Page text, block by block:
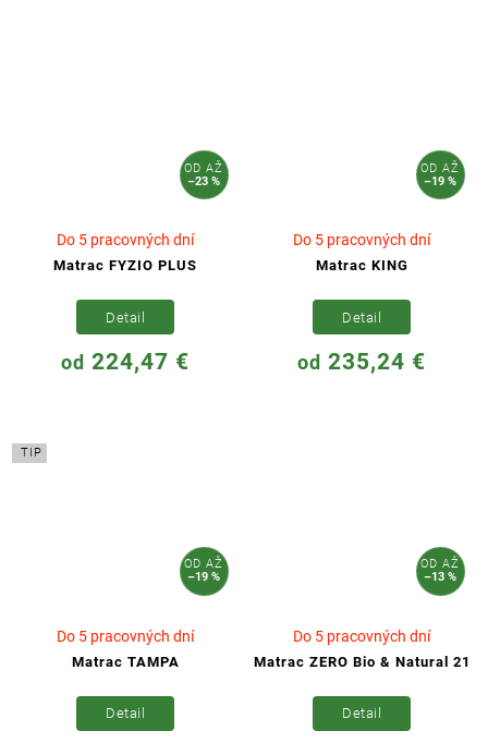
ODAŽ
–23 %
Matrac FYZIO PLUS
Do 5 pracovných dní
od 224,47 €
Detail
ODAŽ
–19 %
Matrac KING
Do 5 pracovných dní
od 235,24 €
Detail
TIP
ODAŽ
–19 %
Matrac TAMPA
Do 5 pracovných dní
Detail
ODAŽ
–13 %
Matrac ZERO Bio & Natural 21
Do 5 pracovných dní
Detail